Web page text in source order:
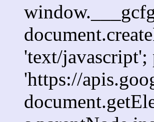
'text/javascript';
'https://